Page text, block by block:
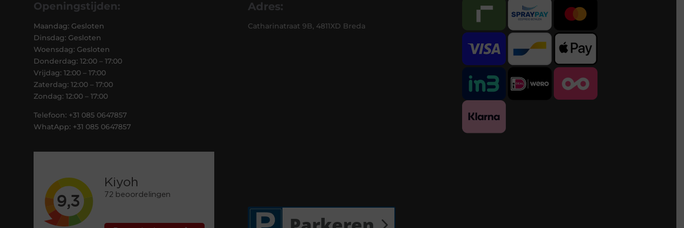
Openingstijden:
Maandag: Gesloten
Dinsdag: Gesloten
Woensdag: Gesloten
Donderdag: 12:00 – 17:00
Vrijdag: 12:00 – 17:00
Zaterdag: 12:00 – 17:00
Zondag: 12:00 – 17:00
Telefoon: +31 085 0647857
WhatApp: +31 085 0647857
Adres:
Catharinatraat 9B, 4811XD Breda